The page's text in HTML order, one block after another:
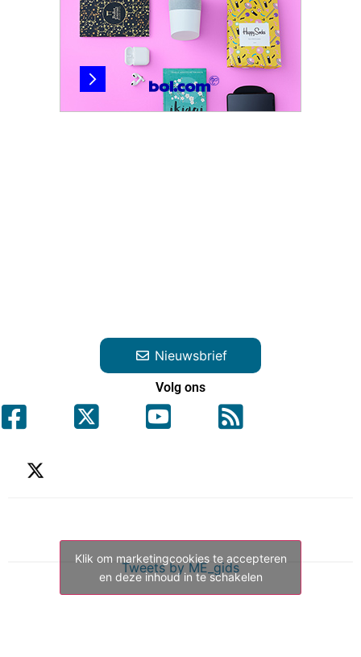
Nieuwsbrief
Volg ons
Tweets by ME_gids
Klik om marketingcookies te accepteren
en deze inhoud in te schakelen